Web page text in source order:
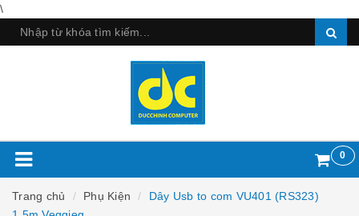
\
0
Trang chủ Phụ Kiện
Dây Usb to com VU401 (RS323)